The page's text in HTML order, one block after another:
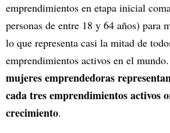
emprendimientos en etapa inicial
personas de entre 18 y 64 años) para
lo que representa casi la mitad de
emprendimientos activos en el
mujeres emprendedoras
cada tres emprendimientos activos
crecimiento.